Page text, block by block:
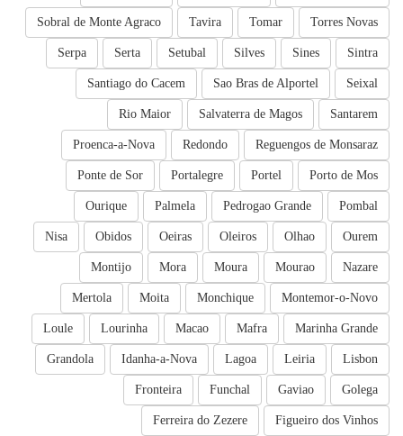
Torres Novas
Tomar
Tavira
Sobral de Monte Agraco
Sintra
Sines
Silves
Setubal
Serta
Serpa
Seixal
Sao Bras de Alportel
Santiago do Cacem
Santarem
Salvaterra de Magos
Rio Maior
Reguengos de Monsaraz
Redondo
Proenca-a-Nova
Porto de Mos
Portel
Portalegre
Ponte de Sor
Pombal
Pedrogao Grande
Palmela
Ourique
Ourem
Olhao
Oleiros
Oeiras
Obidos
Nisa
Nazare
Mourao
Moura
Mora
Montijo
Montemor-o-Novo
Monchique
Moita
Mertola
Marinha Grande
Mafra
Macao
Lourinha
Loule
Lisbon
Leiria
Lagoa
Idanha-a-Nova
Grandola
Golega
Gaviao
Funchal
Fronteira
Figueiro dos Vinhos
Ferreira do Zezere